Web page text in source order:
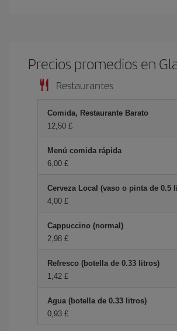
Precios promedios en
Restaurantes
Comida, Restaurante Barato
12,50 £
Menú comida rápida
6,00 £
Cerveza Local (vaso o pinta de 0.5
4,00 £
Cappuccino (normal)
2,98 £
Refresco (botella de 0.33 litros)
1,42 £
Agua (botella de 0.33 litros)
0,93 £